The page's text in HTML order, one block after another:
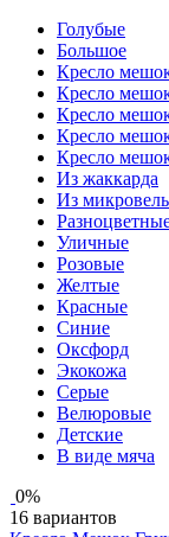
Голубые
Большое
Кресло
Кресло
Кресло
Кресло
Кресло
Из жаккарда
Из
Уличные
Розовые
Желтые
Красные
Синие
Оксфорд
Экокожа
Серые
Велюровые
Детские
В виде мяча
0%
16 вариантов